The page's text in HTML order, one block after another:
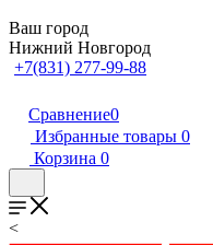
Ваш город
Нижний Новгород
+7(831) 277-99-88
Сравнение0
Избранные товары 0
Корзина 0
<